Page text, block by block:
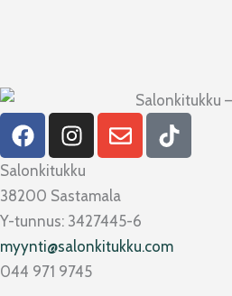
F
a
c
e
b
o
o
k
I
n
s
t
a
g
r
a
E
n
e
l
o
p
T
i
Salonkitukku
38200 Sastamala
Y-tunnus: 3427445-6
myynti@salonkitukku.com
044 971 9745